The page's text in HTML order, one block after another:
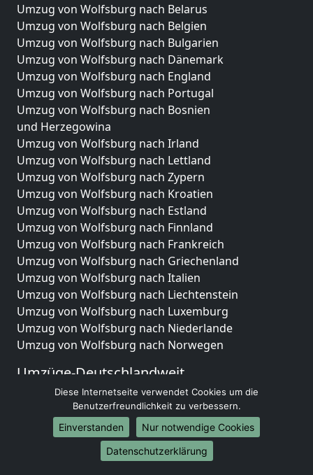
Umzug von Wolfsburg nach Belarus
Umzug von Wolfsburg nach Belgien
Umzug von Wolfsburg nach Bulgarien
Umzug von Wolfsburg nach Dänemark
Umzug von Wolfsburg nach England
Umzug von Wolfsburg nach Portugal
Umzug von Wolfsburg nach Bosnien
und Herzegowina
Umzug von Wolfsburg nach Irland
Umzug von Wolfsburg nach Lettland
Umzug von Wolfsburg nach Zypern
Umzug von Wolfsburg nach Kroatien
Umzug von Wolfsburg nach Estland
Umzug von Wolfsburg nach Finnland
Umzug von Wolfsburg nach Frankreich
Umzug von Wolfsburg nach Griechenland
Umzug von Wolfsburg nach Italien
Umzug von Wolfsburg nach Liechtenstein
Umzug von Wolfsburg nach Luxemburg
Umzug von Wolfsburg nach Niederlande
Umzug von Wolfsburg nach Norwegen
Umzüge-Deutschlandweit
Umzug von Wolfsburg nach Berlin
Umzug von Wolfsburg nach Hamburg
Umzug von Wolfsburg nach München
Umzug von Wolfsburg nach Köln
Umzug von Wolfsburg nach Frankfurt am Main
Diese Internetseite verwendet Cookies um die
Benutzerfreundlichkeit zu verbessern.
Einverstanden
Nur notwendige Cookies
Datenschutzerklärung